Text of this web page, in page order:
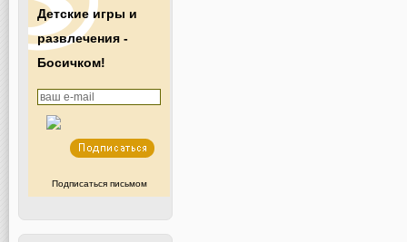
Детские игры и
развлечения -
Босичком!
Подписаться письмом